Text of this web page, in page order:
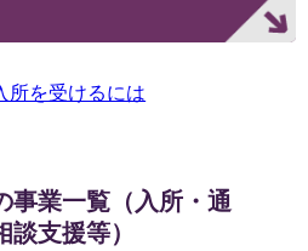
事業一覧（入所・通
支援等）